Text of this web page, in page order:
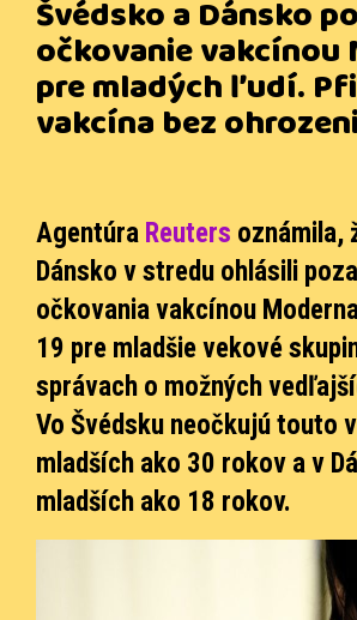
Švédsko a Dánsko
očkovanie vakcínou
pre mladých ľudí.
vakcína bez
Agentúra Reuters oznámila,
Dánsko v stredu ohlásili
očkovania vakcínou
19 pre mladšie vekové
správach o možných
Vo Švédsku neočkujú touto
mladších ako 30 rokov a v
mladších ako 18 rokov.